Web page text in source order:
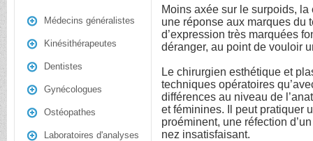
Médecins généralistes
Kinésithérapeutes
Dentistes
Gynécologues
Ostéopathes
Laboratoires d'analyses
Moins axée sur le surpoids,
une réponse aux marques du
d’expression très marquées
déranger, au point de vouloir
Le chirurgien esthétique et
techniques opératoires
différences au niveau de
et féminines. Il peut pratiquer
proéminent, une réfection
nez insatisfaisant.